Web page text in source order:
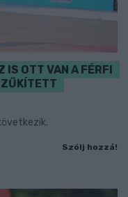
IS OTT VAN A FÉRFI
Szólj hozzá!